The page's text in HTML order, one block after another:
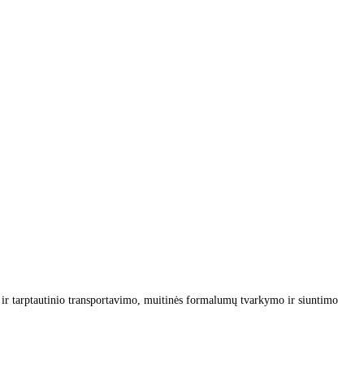
tarptautinio transportavimo, muitinės formalumų tvarkymo ir siuntimo